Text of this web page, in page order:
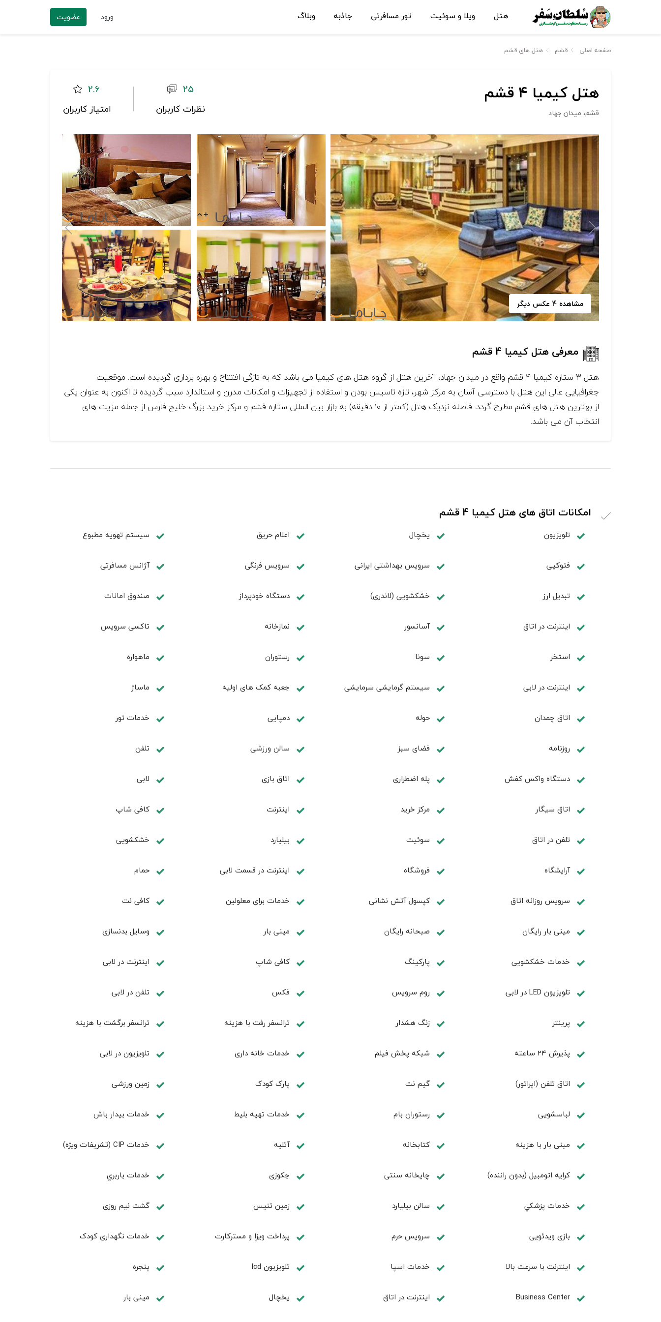
هتل ویلا و سوئیت تور مسافرتی جاذبه وبلاگ ورود عضویت
صفحه اصلی قشم هتل های قشم
هتل کیمیا 4 قشم
قشم، میدان جهاد
2.6
امتیاز کاربران
25
نظرات کاربران
مشاهده 4 عکس دیگر
معرفی هتل کیمیا 4 قشم
هتل ۳ ستاره کیمیا ۴ قشم واقع در میدان جهاد، آخرین هتل از گروه هتل های کیمیا می باشد که به تازگی افتتاح و بهره برداری گردیده است. موقعیت
جغرافیایی عالی این هتل با دسترسی آسان به مرکز شهر، تازه تاسیس بودن و استفاده از تجهیزات و امکانات مدرن و استاندارد سبب گردیده تا اکنون به عنوان یکی
از بهترین هتل های قشم مطرح گردد. فاصله نزدیک هتل (کمتر از ۱۰ دقیقه) به بازار بین المللی ستاره قشم و مرکز خرید بزرگ خلیج فارس از جمله مزیت های
انتخاب آن می باشد.
امکانات اتاق های هتل کیمیا 4 قشم
تلویزیون یخچال اعلام حریق سیستم تهویه مطبوع
فتوکپی سرویس بهداشتی ایرانی سرویس فرنگی آژانس مسافرتی
تبديل ارز خشکشویی (لاندری) دستگاه خودپرداز صندوق امانات
اینترنت در اتاق آسانسور نمازخانه تاکسی سرویس
استخر سونا رستوران ماهواره
اینترنت در لابی سیستم گرمایشی سرمایشی جعبه کمک های اولیه ماساژ
اتاق چمدان حوله دمپایی خدمات تور
روزنامه فضای سبز سالن ورزشی تلفن
دستگاه واکس کفش پله اضطراری اتاق بازی لابی
اتاق سیگار مرکز خرید اینترنت کافی شاپ
تلفن در اتاق سوئیت بیلیارد خشکشویی
آرایشگاه فروشگاه اینترنت در قسمت لابی حمام
سرویس روزانه اتاق کپسول آتش نشانی خدمات برای معلولین کافی نت
مینی بار رایگان صبحانه رایگان مینی بار وسایل بدنسازی
خدمات خشکشویی پاركينگ كافی شاپ اينترنت در لابی
تلويزيون LED در لابی روم سرويس فكس تلفن در لابی
پرینتر زنگ هشدار ترانسفر رفت با هزینه ترانسفر برگشت با هزینه
پذیرش 24 ساعته شبکه پخش فیلم خدمات خانه داری تلویزیون در لابی
اتاق تلفن (اپراتور) گیم نت پارک کودک زمین ورزشی
لباسشویی رستوران بام خدمات تهيه بليط خدمات بیدار باش
مینی بار با هزینه كتابخانه آتلیه خدمات CIP (تشریفات ویژه)
کرایه اتومبیل (بدون راننده) چايخانه سنتی جكوزی خدمات باربري
خدمات پزشكي سالن بيليارد زمين تنيس گشت نیم روزی
بازی ویدئویی سرویس حرم پرداخت ویزا و مسترکارت خدمات نگهداری کودک
اینترنت با سرعت بالا خدمات اسپا تلویزیون lcd پنجره
Business Center اینترنت در اتاق یخچال مینی بار